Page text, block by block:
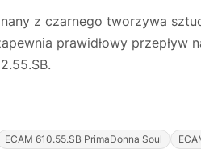
z czarnego tworzywa
prawidłowy przepływ
ECAM 610.55.SB PrimaDonna Soul